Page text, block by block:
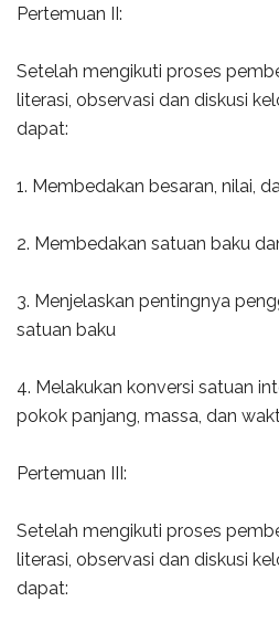
Pertemuan II:
Setelah mengikuti proses
literasi, observasi dan diskusi
dapat:
1. Membedakan besaran, nilai,
2. Membedakan satuan baku
3. Menjelaskan pentingnya
satuan baku
4. Melakukan konversi satuan
pokok panjang, massa, dan
Pertemuan III:
Setelah mengikuti proses
literasi, observasi dan diskusi
dapat: